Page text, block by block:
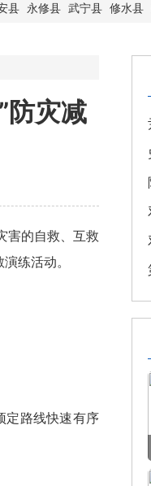
县 永修县 武宁县 修水县
防灾减
害的自救、互救
练活动。
定路线快速有序